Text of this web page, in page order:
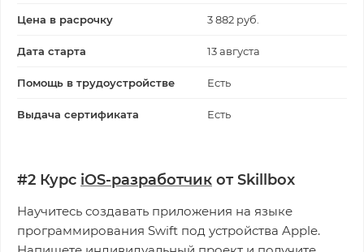
Цена в расрочку 3 882 руб.
Дата старта 13 августа
Помощь в трудоустройстве Есть
Выдача сертификата Есть
#2 Курс iOS-разработчик от Skillbox
Научитесь создавать приложения на языке
программирования Swift под устройства Apple.